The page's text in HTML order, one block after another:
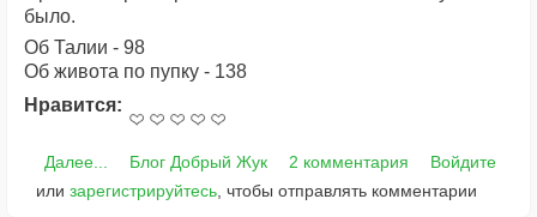
было.
Об Талии - 98
Об живота по пупку - 138
Нравится:
Далее... Блог Добрый Жук 2 комментария
Войдите
или зарегистрируйтесь , чтобы отправлять комментарии